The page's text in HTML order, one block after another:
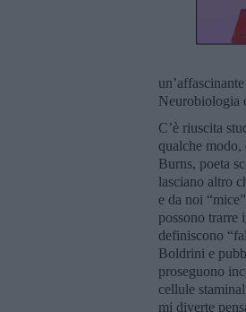
Neurobiologia
C’è riuscita
qualche modo,
Burns, poeta
lasciano altro
e da noi
possono trarre
definiscono
Boldrini e
proseguono
cellule
mi diverte